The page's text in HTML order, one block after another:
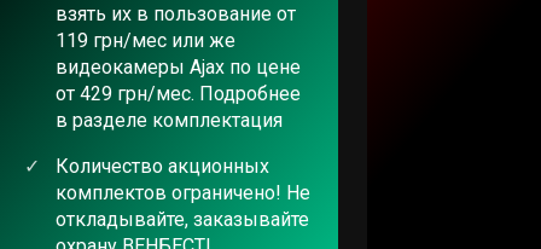
взять их в пользование от
119 грн/мес или же
видеокамеры Ajax по цене
от 429 грн/мес. Подробнее
в разделе комплектация
Количество акционных
комплектов ограничено! Не
откладывайте, заказывайте